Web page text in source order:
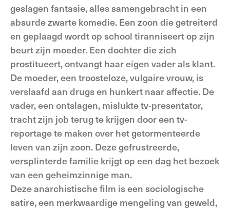
geslagen fantasie, alles samengebracht in een
absurde zwarte komedie. Een zoon die getreiterd
en geplaagd wordt op school tiranniseert op zijn
beurt zijn moeder. Een dochter die zich
prostitueert, ontvangt haar eigen vader als klant.
De moeder, een troosteloze, vulgaire vrouw, is
verslaafd aan drugs en hunkert naar affectie. De
vader, een ontslagen, mislukte tv-presentator,
tracht zijn job terug te krijgen door een tv-
reportage te maken over het getormenteerde
leven van zijn zoon. Deze gefrustreerde,
versplinterde familie krijgt op een dag het bezoek
van een geheimzinnige man.
Deze anarchistische film is een sociologische
satire, een merkwaardige mengeling van geweld,